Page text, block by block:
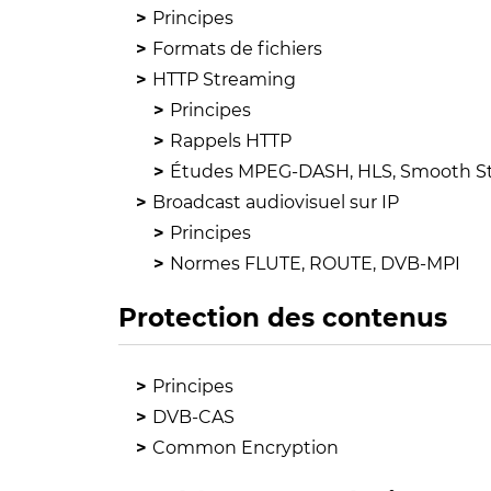
Principes
Formats de fichiers
HTTP Streaming
Principes
Rappels HTTP
Études MPEG-DASH, HLS, Smooth
Broadcast audiovisuel sur IP
Principes
Normes FLUTE, ROUTE, DVB-MPI
Protection des contenus
Principes
DVB-CAS
Common Encryption